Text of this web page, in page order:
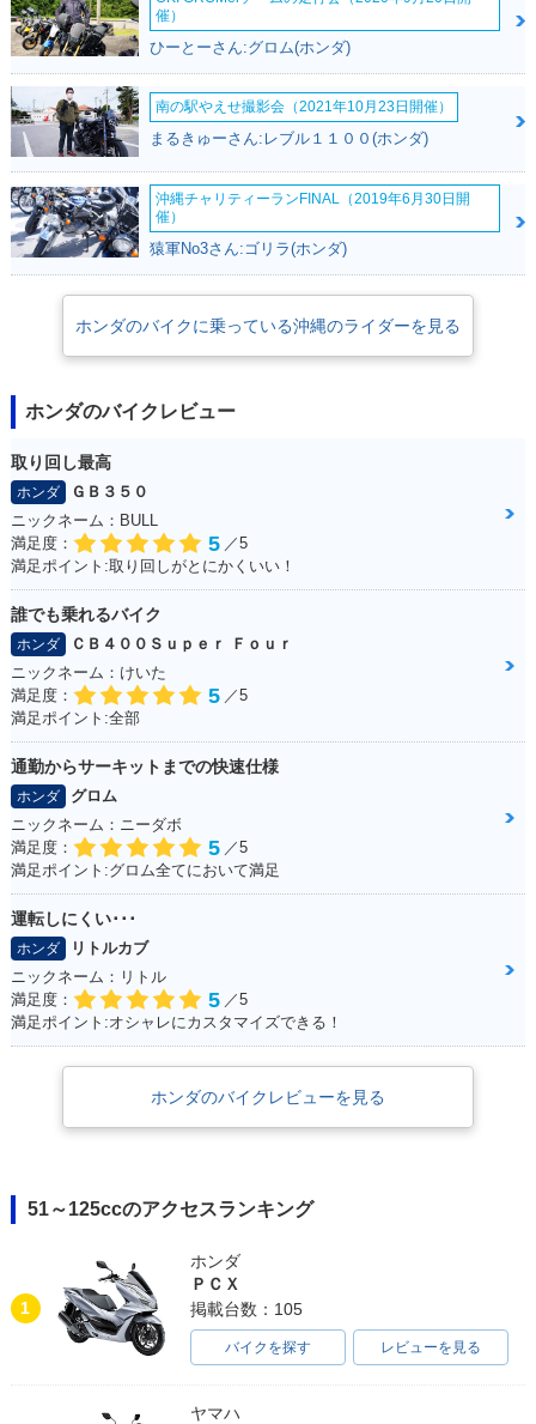
2015年 LEAD 12
5・マイナーチェン
2013年 LEAD 12
5・新登場
1982年 LEAD 12
催）
ひーとーさん:グロム(ホンダ)
南の駅やえせ撮影会（2021年10月23日開催）
まるきゅーさん:レブル１１００(ホンダ)
沖縄チャリティーランFINAL（2019年6月30日開
催）
猿軍No3さん:ゴリラ(ホンダ)
ホンダのバイクに乗っている沖縄のライダーを見る
ホンダのバイクレビュー
取り回し最高
ホンダ
ＧＢ３５０
ニックネーム：BULL
満足度：
5 ／5
満足ポイント:取り回しがとにかくいい！
誰でも乗れるバイク
ホンダ
ＣＢ４００Ｓｕｐｅｒ Ｆｏｕｒ
ニックネーム：けいた
満足度：
5 ／5
満足ポイント:全部
通勤からサーキットまでの快速仕様
ホンダ
グロム
ニックネーム：ニーダボ
満足度：
5 ／5
満足ポイント:グロム全てにおいて満足
運転しにくい･･･
ホンダ
リトルカブ
ニックネーム：リトル
満足度：
5 ／5
満足ポイント:オシャレにカスタマイズできる！
ホンダのバイクレビューを見る
51～125ccのアクセスランキング
1
ホンダ
ＰＣＸ
掲載台数：105
バイクを探す レビューを見る
ヤマハ